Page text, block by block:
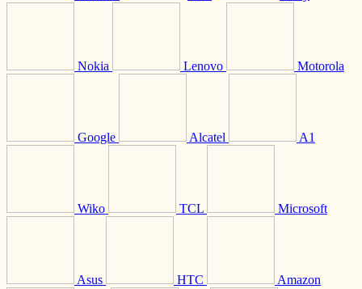
Nokia Lenovo Motorola
Google Alcatel A1
Wiko TCL Microsoft
Asus HTC Amazon